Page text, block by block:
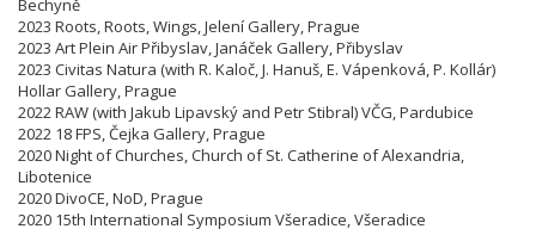
Bechyně
2023 Roots, Roots, Wings, Jelení Gallery, Prague
2023 Art Plein Air Přibyslav, Janáček Gallery, Přibyslav
2023 Civitas Natura (with R. Kaloč, J. Hanuš, E. Vápenková, P. Kollár)
Hollar Gallery, Prague
2022 RAW (with Jakub Lipavský and Petr Stibral) VČG, Pardubice
2022 18 FPS, Čejka Gallery, Prague
2020 Night of Churches, Church of St. Catherine of Alexandria,
Libotenice
2020 DivoCE, NoD, Prague
2020 15th International Symposium Všeradice, Všeradice